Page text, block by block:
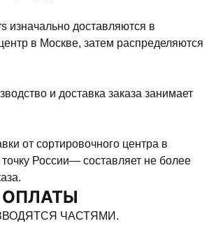
изначально доставляются в
в Москве, затем распределяются
и доставка заказа занимает
от сортировочного центра в
России— составляет не более
ОПЛАТЫ
ЧАСТЯМИ.